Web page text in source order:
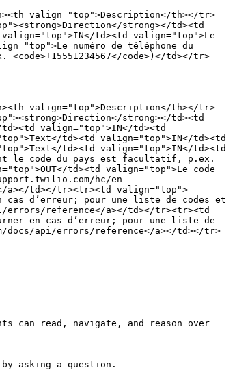
valign="top">Description</th></tr>
strong></td><td
td><td valign="top">Le
numéro de téléphone du
code>)</td></tr>
valign="top">Description</th></tr>
strong></td><td
td><td valign="top">IN</td><td
td><td valign="top">IN</td><td
td><td valign="top">IN</td><td
le code du pays est facultatif, p.ex.
td><td valign="top">Le code
hc/en-
a></td></tr><tr><td valign="top">
en cas d’erreur; pour une liste de codes et
reference</a></td></tr><tr><td
en cas d’erreur; pour une liste de
docs/api/errors/reference</a></td></tr>
can read, navigate, and reason over
asking a question.